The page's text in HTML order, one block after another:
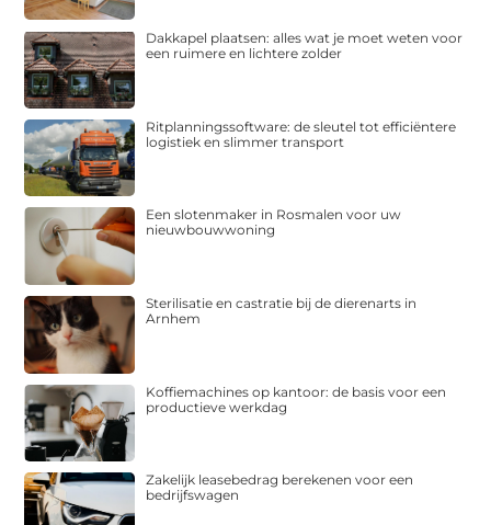
Dakkapel plaatsen: alles wat je moet weten voor
een ruimere en lichtere zolder
Ritplanningssoftware: de sleutel tot efficiëntere
logistiek en slimmer transport
Een slotenmaker in Rosmalen voor uw
nieuwbouwwoning
Sterilisatie en castratie bij de dierenarts in
Arnhem
Koffiemachines op kantoor: de basis voor een
productieve werkdag
Zakelijk leasebedrag berekenen voor een
bedrijfswagen